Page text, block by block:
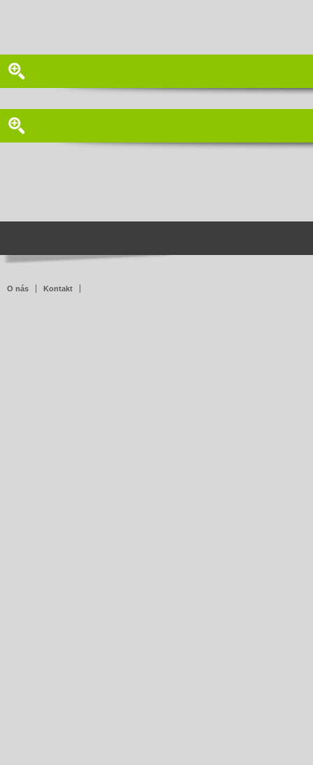
O nás Kontakt